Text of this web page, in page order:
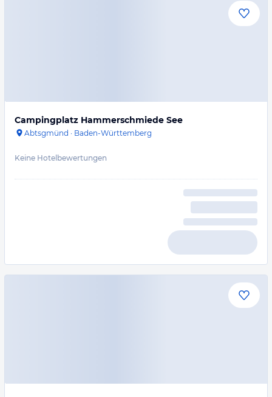
Campingplatz Hammerschmiede See
Abtsgmünd · Baden-Württemberg
Keine Hotelbewertungen